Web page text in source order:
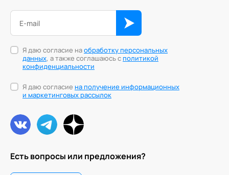
Есть вопросы или предложения?
Я даю согласие наобработку персональных
данных, а также соглашаюсь сполитикой
конфиденциальности
Я даю согласие на получение информационных
и маркетинговых рассылок